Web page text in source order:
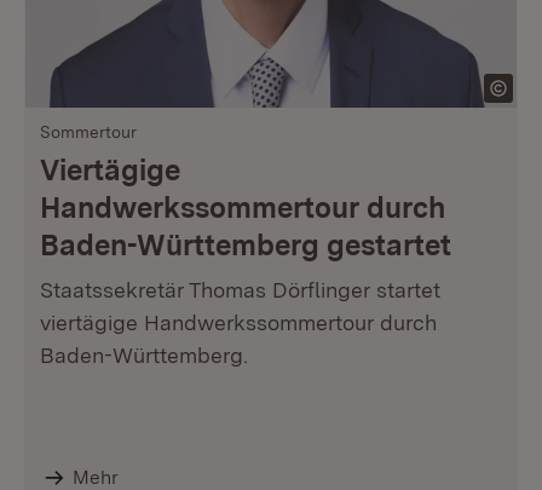
Sommertour
Viertägige
Handwerkssommertour durch
Baden-Württemberg gestartet
Staatssekretär Thomas Dörflinger startet
viertägige Handwerkssommertour durch
Baden-Württemberg.
Mehr